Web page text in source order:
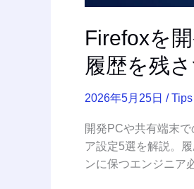
Firefoxを
履歴を残
2026年5月25日 /Tips
開発PCや共有端末
ア設定5選を解説。
ンに保つエンジニア
歴
残
さ
痕
を
最
小